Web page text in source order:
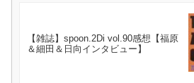
【雑誌】spoon.2Di vol.90感想【福原
＆細田＆日向インタビュー】